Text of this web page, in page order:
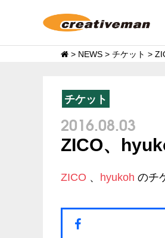
> NEWS > チケット >
チケット
2016.08.03
ZICO、
ZICO 、 hyukoh のチ